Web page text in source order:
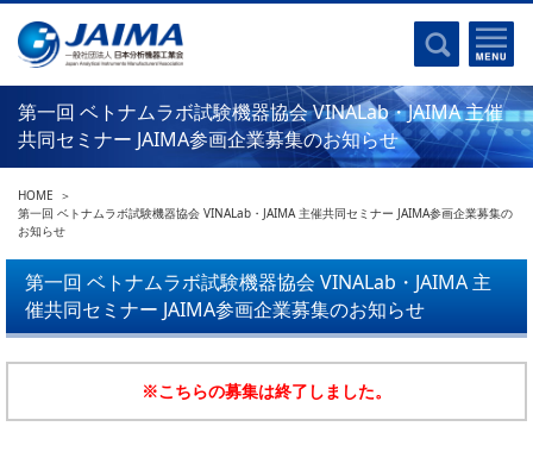
事業計画書
沿革
採用
パンフレット
関連リンク
主な活動
分析機器・科学機器遺産認定
海外交流事業
中小企業経営強化税制
はじめに
電磁波(光)
クロマトグラフ
質量分析
電子顕微鏡
熱分析
電気化学
磁気共鳴
第一回 ベトナムラボ試験機器協会 VINALab・JAIMA 主催
共同セミナー JAIMA参画企業募集のお知らせ
HOME
第一回 ベトナムラボ試験機器協会 VINALab・JAIMA 主催共同セミナー JAIMA参画企業募集の
お知らせ
第一回 ベトナムラボ試験機器協会 VINALab・JAIMA 主
催共同セミナー JAIMA参画企業募集のお知らせ
※こちらの募集は終了しました。